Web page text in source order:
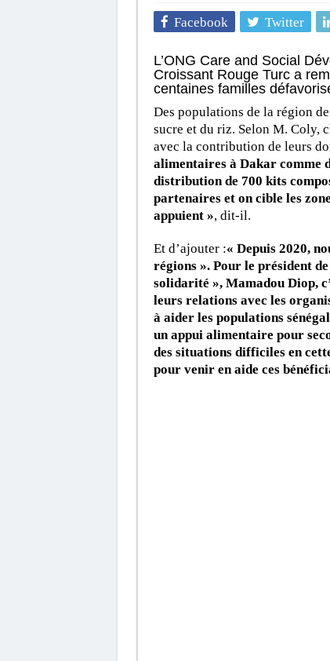
Facebook Twitter
L’ONG Care and Social
Croissant Rouge Turc a
centaines familles
Des populations de la région
sucre et du riz. Selon M. Coly,
avec la contribution de leurs
alimentaires à Dakar comme
distribution de 700 kits
partenaires et on cible les
appuient », dit-il.
Et d’ajouter :« Depuis 2020,
régions ». Pour le président
solidarité », Mamadou Diop,
leurs relations avec les
à aider les populations
un appui alimentaire pour
des situations difficiles en
pour venir en aide ces